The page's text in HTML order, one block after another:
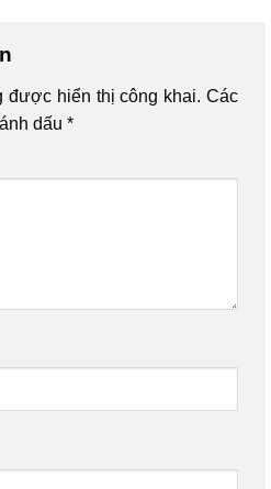
được hiển thị công khai. Các
dấu *